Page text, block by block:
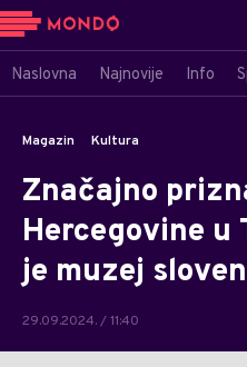
Naslovna Najnovije Info
Magazin Kultura
Značajno
Hercegovine u
je muzej
29.09.2024. / 11:40